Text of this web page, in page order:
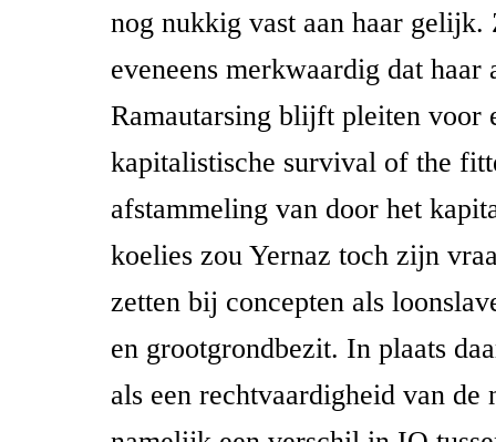
nog nukkig vast aan haar gelijk.
eveneens merkwaardig dat haar
Ramautarsing blijft pleiten voor
kapitalistische survival of the
afstammeling van door het
koelies zou Yernaz toch zijn
zetten bij concepten als
en grootgrondbezit. In plaats
als een rechtvaardigheid van de